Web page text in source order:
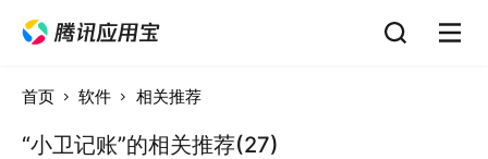
首页 软件 相关推荐
“小卫记账”的相关推荐(27)